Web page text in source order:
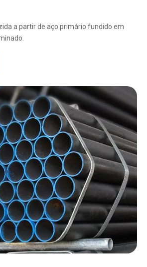
a partir de aço primário fundido em